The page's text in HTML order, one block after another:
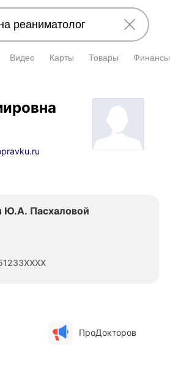
Видео Карты Товары Финансы
Ю.А. Пасхаловой
ПроДокторов